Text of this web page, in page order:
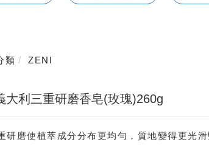
類 ZENI
大利三重研磨香皂(玫瑰)260g
研磨使植萃成分分布更均勻，質地變得更光